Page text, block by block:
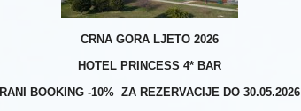
CRNA GORA LJETO 2026
HOTEL PRINCESS 4* BAR
RANI BOOKING -10% ZA REZERVACIJE DO 30.05.2026